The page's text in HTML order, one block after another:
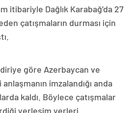
itibariyle Dağlık Karabağ’da 27
çatışmaların durması için
göre Azerbaycan ve
imzalandığı anda
kaldı. Böylece çatışmalar
yerleşim yerleri